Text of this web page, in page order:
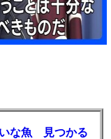
いな魚 見つかる